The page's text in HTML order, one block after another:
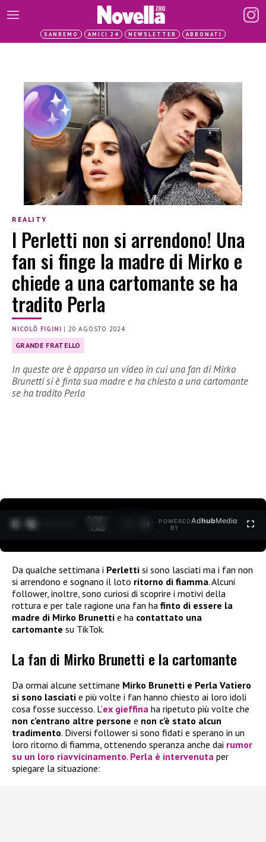
SANREMO AMICI 24 NEWSLETTER ABBONATI
REALITY
I Perletti non si arrendono! Una
fan si finge la madre di Mirko e
chiede a una cartomante se ha
tradito Perla
NICOLÒ FIGINI | 20 AGOSTO 2024
GRANDE FRATELLO
In queste ore è apparso un video in cui una fan di Mirko
Brunetti si è finta sua madre e ha chiesto a una cartomante
se ha tradito Perla
0:30 /
1:40
POWERED
BY
AdhubMedia
Da qualche settimana i Perletti si sono lasciati ma i fan non
si arrendono e sognano il loto ritorno di fiamma. Alcuni
follower, inoltre, sono curiosi di scoprire i motivi della
rottura e per tale ragione una fan ha finto di essere la
madre di Mirko Brunetti e ha contattato una
cartomante su TikTok.
La fan di Mirko Brunetti e la cartomante
Da ormai alcune settimane Mirko Brunetti e Perla Vatiero
si sono lasciati e più volte i fan hanno chiesto ai loro idoli
cosa fosse successo. L’ex gieffina ha ripetuto più volte che
non c’entrano altre persone e non c’è stato alcun
tradimento. Diversi follower si sono fidati e sperano in un
loro ritorno di fiamma, ottenendo speranza anche dai rumor
su un loro riavvicinamento. Perla è intervenuta per
spiegare la situazione: